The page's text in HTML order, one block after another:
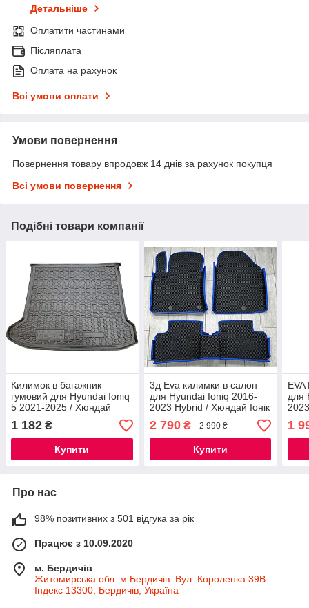
Детальніше
Оплатити частинами
Післяплата
Оплата на рахунок
Всі умови оплати
Умови повернення
Повернення товару впродовж 14 днів за рахунок покупця
Всі умови повернення
Подібні товари компанії
Килимок в багажник
гумовий для Hyundai Ioniq
5 2021-2025 / Хюндай
Іонік 5 Автогум
1 182 ₴
Купити
3д Eva килимки в салон
для Hyundai Ioniq 2016-
2023 Hybrid / Хюндай Іонік
гібрид килимки з
бортиками
2 790₴ 2 990 ₴
Купити
для
1
Про нас
98% позитивних з 501 відгука за рік
Працює з 10.09.2020
м. Бердичів
Житомирська обл. м.Бердичів. Вул. Короленка 39В.
Індекс 13300, Бердичів, Україна